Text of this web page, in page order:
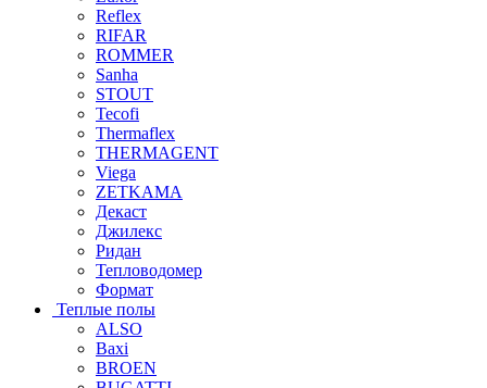
Reflex
RIFAR
ROMMER
Sanha
STOUT
Tecofi
Thermaflex
THERMAGENT
Viega
ZETKAMA
Декаст
Джилекс
Ридан
Тепловодомер
Формат
Теплые полы
ALSO
Baxi
BROEN